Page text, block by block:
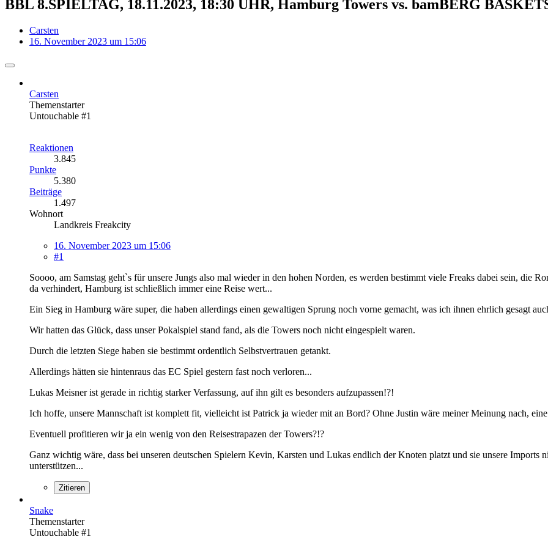
BBL 8.SPIELTAG, 18.11.2023, 18:30 UHR, Hamburg Towers vs. bamBERG
Carsten
16. November 2023 um 15:06
Carsten
Themenstarter
Untouchable #1
Reaktionen
3.845
Punkte
5.380
Beiträge
1.497
Wohnort
Landkreis Freakcity
16. November 2023 um 15:06
#1
Soooo, am Samstag geht`s für unsere Jungs also mal wieder in den hohen Norden, es werden bestimmt viele Freaks dabei sein, die
da verhindert, Hamburg ist schließlich immer eine Reise wert...
Ein Sieg in Hamburg wäre super, die haben allerdings einen gewaltigen Sprung noch vorne gemacht, was ich ihnen ehrlich gesagt
Wir hatten das Glück, dass unser Pokalspiel stand fand, als die Towers noch nicht eingespielt waren.
Durch die letzten Siege haben sie bestimmt ordentlich Selbstvertrauen getankt.
Allerdings hätten sie hintenraus das EC Spiel gestern fast noch verloren...
Lukas Meisner ist gerade in richtig starker Verfassung, auf ihn gilt es besonders aufzupassen!?!
Ich hoffe, unsere Mannschaft ist komplett fit, vielleicht ist Patrick ja wieder mit an Bord? Ohne Justin wäre meiner Meinung nach,
Eventuell profitieren wir ja ein wenig von den Reisestrapazen der Towers?!?
Ganz wichtig wäre, dass bei unseren deutschen Spielern Kevin, Karsten und Lukas endlich der Knoten platzt und sie unsere Imports
unterstützen...
Zitieren
Snake
Themenstarter
Untouchable #1